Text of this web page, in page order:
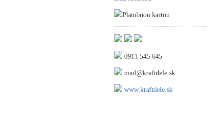
Platobnou kartou
0911 545 645
mail@kraftdele.sk
www.kraftdele.sk